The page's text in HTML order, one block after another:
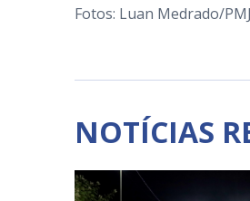
Fotos: Luan Medrado/PMJ
NOTÍCIAS